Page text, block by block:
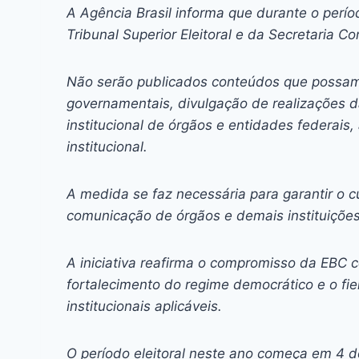
c
e
o
o
k
s
s
n
g
er
at
s
p
p
e
a
s
itt
er
er
e
k
e
n
l
A Agência Brasil informa que durante o
Tribunal Superior Eleitoral e da Secretaria
Não serão publicados conteúdos que
governamentais, divulgação de realizações
institucional de órgãos e entidades
institucional.
A medida se faz necessária para garantir o
comunicação de órgãos e demais
A iniciativa reafirma o compromisso da EBC
fortalecimento do regime democrático e o
institucionais aplicáveis.
O período eleitoral neste ano começa em 4